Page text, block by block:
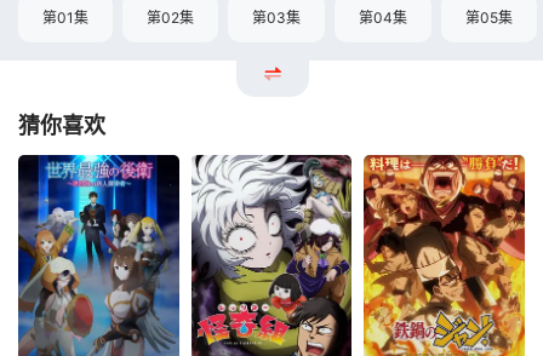
第01集 第02集 第03集 第04集 第05集
猜你喜欢